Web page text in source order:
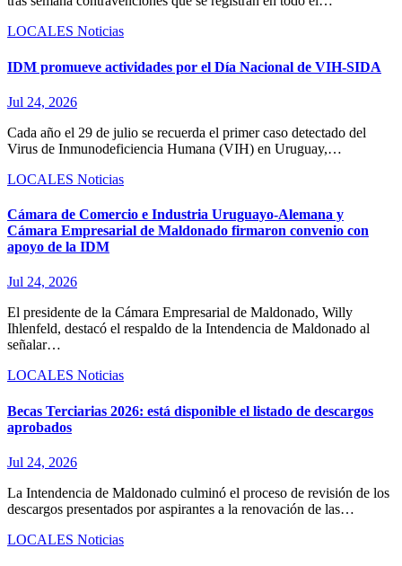
LOCALES Noticias
IDM promueve actividades por el Día Nacional de VIH-SIDA
Jul 24, 2026
Cada año el 29 de julio se recuerda el primer caso detectado del
Virus de Inmunodeficiencia Humana (VIH) en Uruguay,…
LOCALES Noticias
Cámara de Comercio e Industria Uruguayo-Alemana y
Cámara Empresarial de Maldonado firmaron convenio con
apoyo de la IDM
Jul 24, 2026
El presidente de la Cámara Empresarial de Maldonado, Willy
Ihlenfeld, destacó el respaldo de la Intendencia de Maldonado al
señalar…
LOCALES Noticias
Becas Terciarias 2026: está disponible el listado de descargos
aprobados
Jul 24, 2026
La Intendencia de Maldonado culminó el proceso de revisión de los
descargos presentados por aspirantes a la renovación de las…
LOCALES Noticias